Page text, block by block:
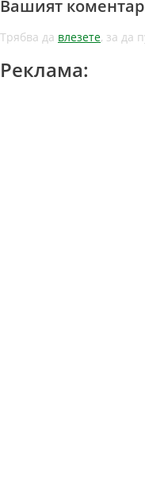
Вашият коментар
Трябва да влезете, за да
Реклама: